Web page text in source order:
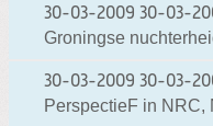
30-03-2009 30-03-
Groningse
30-03-2009 30-03-
PerspectieF in NRC,